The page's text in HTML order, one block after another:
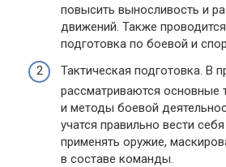
повысить выносливость и
движений. Также
подготовка по боевой и
Тактическая подготовка. В
рассматриваются основные
и методы боевой
учатся правильно вести
применять оружие,
в составе команды.